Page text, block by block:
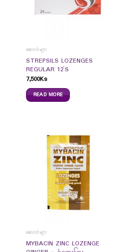
ဆေးဝါးများ
STREPSILS LOZENGES
REGULAR 12`S
7,500Ks
READ MORE
ဆေးဝါးများ
MYBACIN ZINC LOZENGE